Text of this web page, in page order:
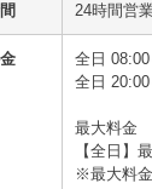
24時間営業
全日
全日
最大料金
【全日】
※最大料金